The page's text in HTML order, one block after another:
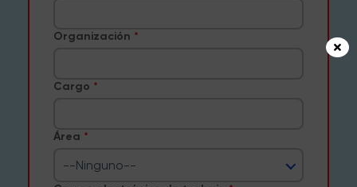
Organización
Cargo
Área
--Ninguno--